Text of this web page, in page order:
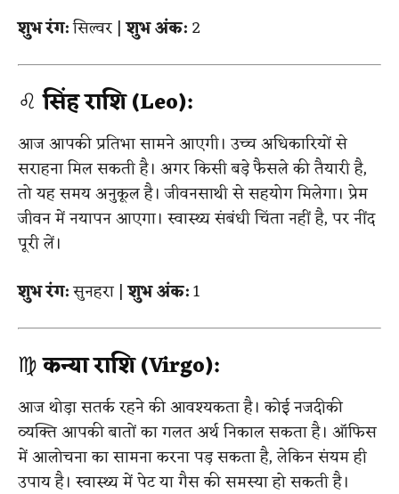
शुभ रंग:सिल्वर |शुभ अंक:2
♌सिंह राशि (Leo):
आज आपकी प्रतिभा सामने आएगी। उच्च अधिकारियों से
सराहना मिल सकती है। अगर किसी बड़े फैसले की तैयारी है,
तो यह समय अनुकूल है। जीवनसाथी से सहयोग मिलेगा। प्रेम
जीवन में नयापन आएगा। स्वास्थ्य संबंधी चिंता नहीं है, पर नींद
पूरी लें।
शुभ रंग:सुनहरा |शुभ अंक:1
♍कन्या राशि (Virgo):
आज थोड़ा सतर्क रहने की आवश्यकता है। कोई नजदीकी
व्यक्ति आपकी बातों का गलत अर्थ निकाल सकता है। ऑफिस
में आलोचना का सामना करना पड़ सकता है, लेकिन संयम ही
उपाय है। स्वास्थ्य में पेट या गैस की समस्या हो सकती है।